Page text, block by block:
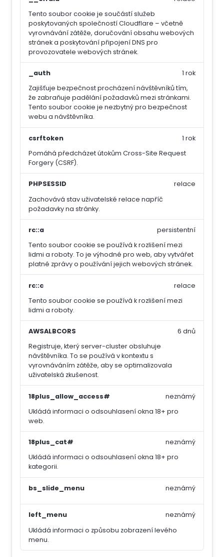
Tento soubor cookie je součástí služeb
poskytovaných společností Cloudflare – včetně
vyrovnávání zátěže, doručování obsahu webových
stránek a poskytování připojení DNS pro
provozovatele webových stránek.
_auth
Zajišťuje bezpečnost procházení návštěvníků tím,
že zabraňuje padělání požadavků mezi stránkami.
Tento soubor cookie je nezbytný pro bezpečnost
webu a návštěvníka.
1 rok
csrftoken
Pomáhá předcházet útokům Cross-Site Request
Forgery (CSRF).
1 rok
PHPSESSID
Zachovává stav uživatelské relace napříč
požadavky na stránky.
relace
rc::a
Tento soubor cookie se používá k rozlišení mezi
lidmi a roboty. To je výhodné pro web, aby vytvářet
platné zprávy o používání jejich webových stránek.
persistentní
rc::c
Tento soubor cookie se používá k rozlišení mezi
lidmi a roboty.
relace
AWSALBCORS
Registruje, který server-cluster obsluhuje
návštěvníka. To se používá v kontextu s
vyrovnáváním zátěže, aby se optimalizovala
uživatelská zkušenost.
6 dnů
18plus_allow_access#
Ukládá informaci o odsouhlasení okna 18+ pro
web.
neznámý
18plus_cat#
Ukládá informaci o odsouhlasení okna 18+ pro
kategorii.
neznámý
bs_slide_menu neznámý
left_menu
Ukládá informaci o způsobu zobrazení levého
menu.
neznámý